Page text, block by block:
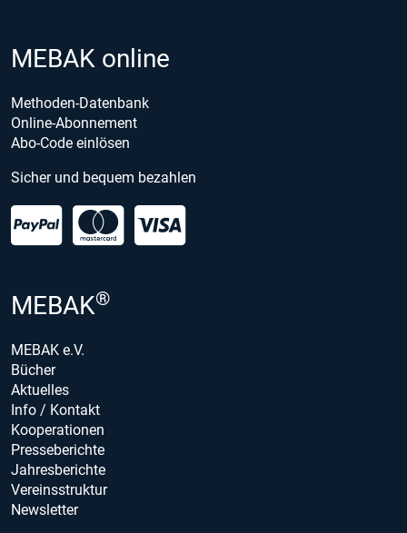
MEBAK online
Methoden-Datenbank
Online-Abonnement
Abo-Code einlösen
Sicher und bequem bezahlen
MEBAK®
MEBAK e.V.
Bücher
Aktuelles
Info / Kontakt
Kooperationen
Presseberichte
Jahresberichte
Vereinsstruktur
Newsletter